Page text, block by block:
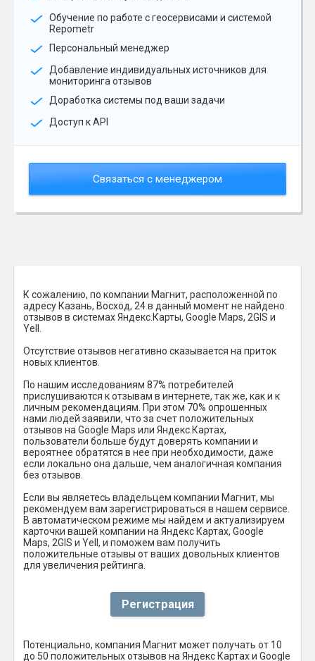
Обучение по работе с геосервисами и системой
Repometr
Персональный менеджер
Добавление индивидуальных источников для
мониторинга отзывов
Доработка системы под ваши задачи
Доступ к API
Связаться с менеджером
К сожалению, по компании Магнит, расположенной по
адресу Казань, Восход, 24 в данный момент не найдено
отзывов в системах Яндекс.Карты, Google Maps, 2GIS и
Yell.
Отсутствие отзывов негативно сказывается на приток
новых клиентов.
По нашим исследованиям 87% потребителей
прислушиваются к отзывам в интернете, так же, как и к
личным рекомендациям. При этом 70% опрошенных
нами людей заявили, что за счет положительных
отзывов на Google Maps или Яндекс.Картах,
пользователи больше будут доверять компании и
вероятнее обратятся в нее при необходимости, даже
если локально она дальше, чем аналогичная компания
без отзывов.
Если вы являетесь владельцем компании Магнит, мы
рекомендуем вам зарегистрироваться в нашем сервисе.
В автоматическом режиме мы найдем и актуализируем
карточки вашей компании на Яндекс Картах, Google
Maps, 2GIS и Yell, и поможем вам получить
положительные отзывы от ваших довольных клиентов
для увеличения рейтинга.
Регистрация
Потенциально, компания Магнит может получать от 10
до 50 положительных отзывов на Яндекс Картах и Google